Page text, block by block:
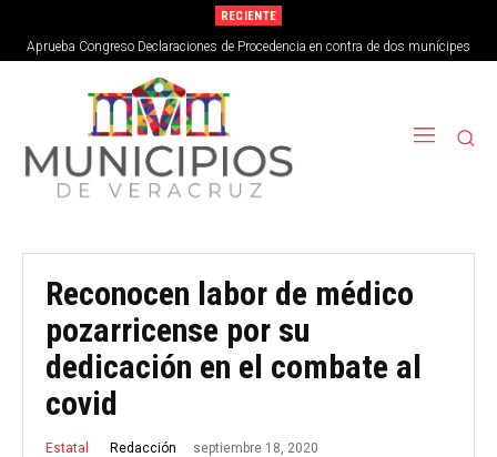
RECIENTE
Aprueba Congreso Declaraciones de Procedencia en contra de dos munícipes
Reconocen labor de médico
pozarricense por su
dedicación en el combate al
covid
Estatal Redacción septiembre 18, 2020